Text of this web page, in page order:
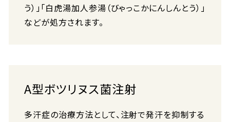
う）」「白虎湯加人参湯（びゃっこかにんしんとう）」
などが処方されます。
A型ボツリヌス菌注射
多汗症の治療方法として、注射で発汗を抑制する